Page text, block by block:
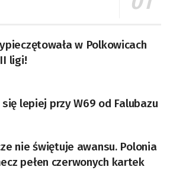
w Polkowicach
ligi!
się lepiej przy W69 od Falubazu
nie świętuje awansu. Polonia
pełen czerwonych kartek